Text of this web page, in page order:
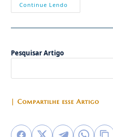
Continue Lendo
E
Pesquisar Artigo
| Compartilhe esse Artigo